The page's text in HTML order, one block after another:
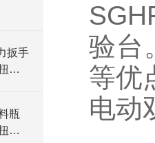
扳手
矩
瓶
矩
验台
等优
电动